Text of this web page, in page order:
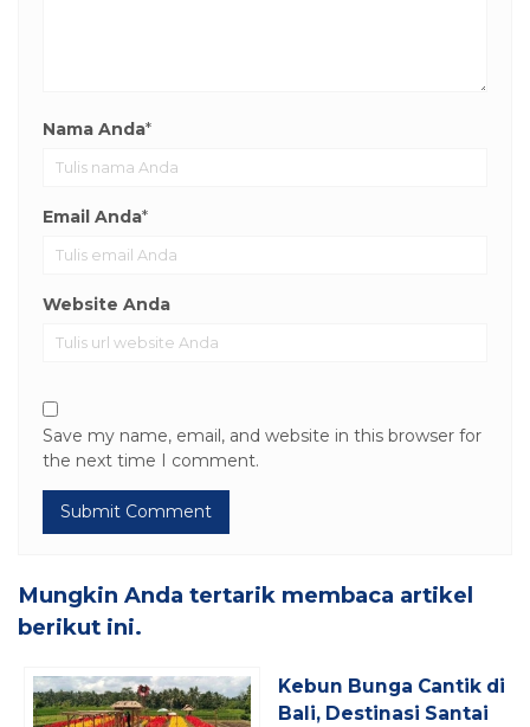
Nama Anda*
Email Anda*
Website Anda
Save my name, email, and website in this browser for
the next time I comment.
Mungkin Anda tertarik membaca artikel
berikut ini.
Kebun Bunga Cantik di
Bali, Destinasi Santai